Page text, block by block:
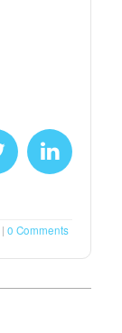
0 Comments